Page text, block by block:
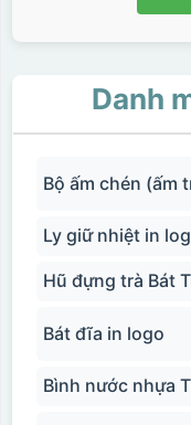
Danh
Bộ ấm chén (ấm
Ly giữ nhiệt in
Hũ đựng trà Bát
Bát đĩa in logo
Bình nước nhựa